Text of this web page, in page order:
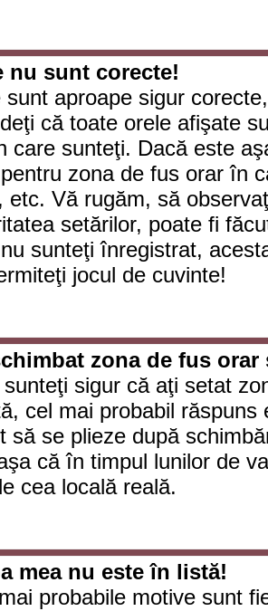
nu sunt corecte!
sunt aproape sigur
că toate orele afişate
care sunteţi. Dacă este
zona de fus orar în
etc. Vă rugăm, să
setărilor, poate fi
sunteţi înregistrat,
jocul de cuvinte!
zona de fus
sunteţi sigur că aţi setat
cel mai probabil
să se plieze după
că în timpul lunilor de
cea locală reală.
mea nu este în listă!
probabile motive sunt